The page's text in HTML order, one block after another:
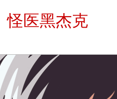
怪医黑杰克